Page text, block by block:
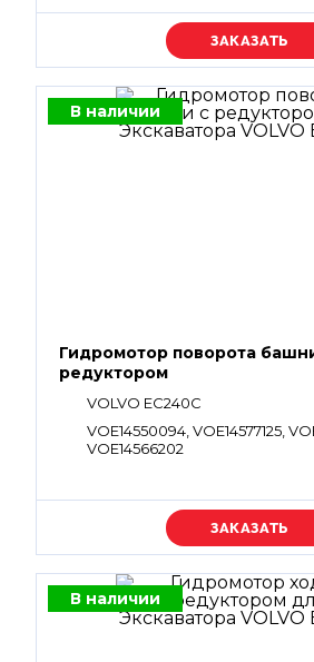
Уточняйте цену
В наличии
Гидромотор поворота
редуктором
VOLVO EC240C
VOE14550094, VOE14577125,
VOE14566202
Уточняйте цену
В наличии